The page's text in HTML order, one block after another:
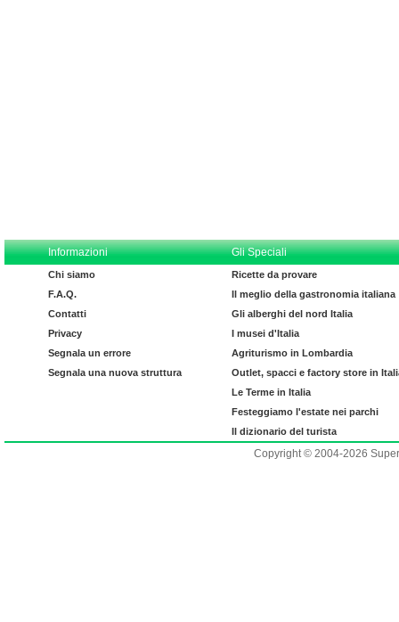
Informazioni Gli Speciali
Chi siamo
F.A.Q.
Contatti
Privacy
Segnala un errore
Segnala una nuova struttura
Ricette da provare
Il meglio della gastronomia italiana
Gli alberghi del nord Italia
I musei d'Italia
Agriturismo in Lombardia
Outlet, spacci e factory store in
Le Terme in Italia
Festeggiamo l'estate nei parchi
Il dizionario del turista
Copyright © 2004-2026